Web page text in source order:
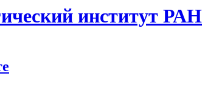
институт РАН